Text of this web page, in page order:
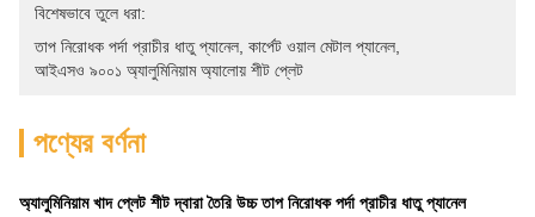
বিশেষভাবে তুলে ধরা:
তাপ নিরোধক পর্দা প্রাচীর ধাতু প্যানেল কার্পেট ওয়াল মেটাল প্যানেল
আইএসও ৯০০১ অ্যালুমিনিয়াম অ্যালোয় শীট প্লেট
পণ্যের বর্ণনা
অ্যালুমিনিয়াম খাদ প্লেট শীট দ্বারা তৈরি উচ্চ তাপ নিরোধক পর্দা প্রাচীর ধাতু প্যানেল